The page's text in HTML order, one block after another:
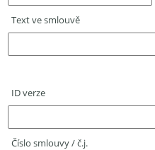
Text ve smlouvě
ID verze
Číslo smlouvy / č.j.